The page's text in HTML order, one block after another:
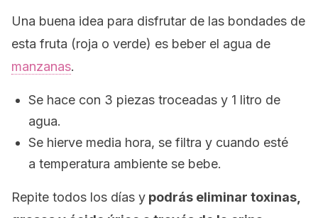
Una buena idea para disfrutar de las bondades de
esta fruta (roja o verde) es beber el agua de
manzanas.
Se hace con 3 piezas troceadas y 1 litro de
agua.
Se hierve media hora, se filtra y cuando esté
a temperatura ambiente se bebe.
Repite todos los días y podrás eliminar toxinas,